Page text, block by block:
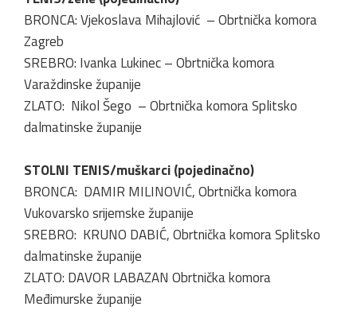
BRONCA: Vjekoslava Mihajlović – Obrtnička komora
Zagreb
SREBRO: Ivanka Lukinec – Obrtnička komora
Varaždinske županije
ZLATO: Nikol Šego – Obrtnička komora Splitsko
dalmatinske županije
STOLNI TENIS/muškarci (pojedinačno)
BRONCA: DAMIR MILINOVIĆ, Obrtnička komora
Vukovarsko srijemske županije
SREBRO: KRUNO DABIĆ, Obrtnička komora Splitsko
dalmatinske županije
ZLATO: DAVOR LABAZAN Obrtnička komora
Međimurske županije